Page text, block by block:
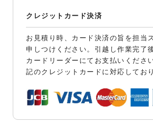
クレジットカード決済
お見積り時、カード決済の旨を担当
申しつけください。引越し作業完了
カードリーダーにてお支払いくださ
記のクレジットカードに対応してお